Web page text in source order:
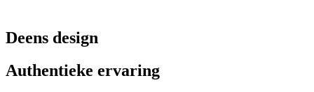
Deens design
Authentieke ervaring